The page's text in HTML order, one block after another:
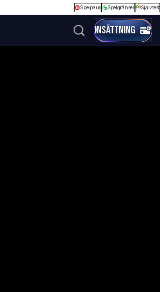
Spelpaus Spelgränser Självtest
INSÄTTNING